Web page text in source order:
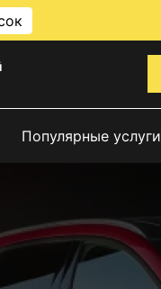
Популярные услуги